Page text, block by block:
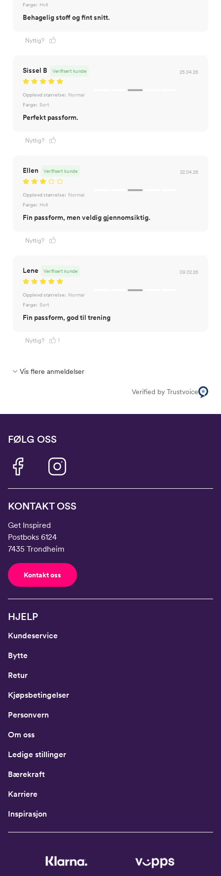
Farge: Hvit
Behagelig stoff og fint snitt.
Nyttig?
Sissel B 25.04.26
Verifisert kunde
Opplevd størrelse: Normal
Farge: Sort
Perfekt passform.
Nyttig?
Ellen 22.04.26
Verifisert kunde
Opplevd størrelse: Normal
Farge: Hvit
Fin passform, men veldig gjennomsiktig.
Nyttig?
Lene 09.02.26
Verifisert kunde
Opplevd størrelse: Normal
Farge: Sort
Fin passform, god til trening
Nyttig? 1
Vis flere anmeldelser
Verified by Trustvoice
FØLG OSS
KONTAKT OSS
Get Inspired
Postboks 6124
7435 Trondheim
Kontakt oss
HJELP
Kundeservice
Bytte
Retur
Kjøpsbetingelser
Personvern
Om oss
Ledige stillinger
Bærekraft
Karriere
Inspirasjon